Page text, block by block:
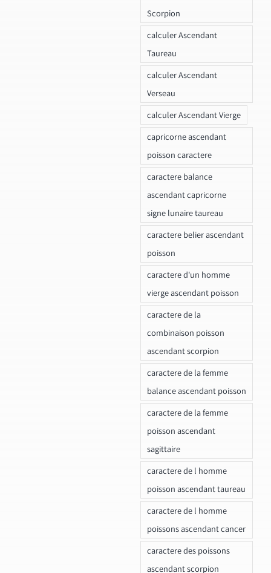
Scorpion
calculer Ascendant
Taureau
calculer Ascendant
Verseau
calculer Ascendant Vierge
capricorne ascendant
poisson caractere
caractere balance
ascendant capricorne
signe lunaire taureau
caractere belier ascendant
poisson
caractere d'un homme
vierge ascendant poisson
caractere de la
combinaison poisson
ascendant scorpion
caractere de la femme
balance ascendant poisson
caractere de la femme
poisson ascendant
sagittaire
caractere de l homme
poisson ascendant taureau
caractere de l homme
poissons ascendant cancer
caractere des poissons
ascendant scorpion